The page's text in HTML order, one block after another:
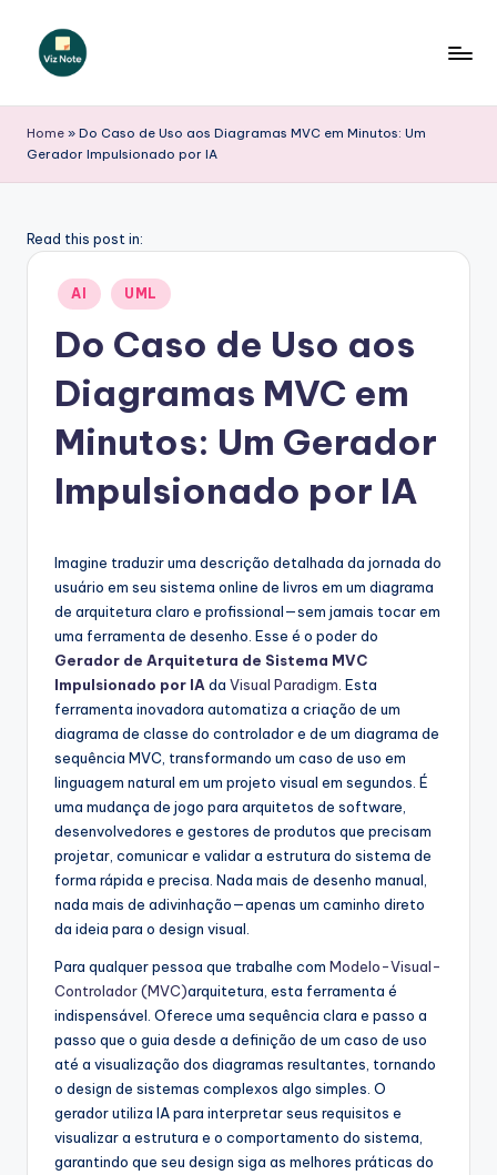
iz
N
t
A
si
&
S
o
Home » Do Caso de Uso aos Diagramas MVC em Minutos: Um
Gerador Impulsionado por IA
Read this post in:
Posted
in
AI UML
Do Caso de Uso aos
Diagramas MVC em
Minutos: Um Gerador
Impulsionado por IA
Imagine traduzir uma descrição detalhada da jornada do
usuário em seu sistema online de livros em um diagrama
de arquitetura claro e profissional—sem jamais tocar em
uma ferramenta de desenho. Esse é o poder do
Gerador de Arquitetura de Sistema MVC
Impulsionado por IA da Visual Paradigm . Esta
ferramenta inovadora automatiza a criação de um
diagrama de classe do controlador e de um diagrama de
sequência MVC, transformando um caso de uso em
linguagem natural em um projeto visual em segundos. É
uma mudança de jogo para arquitetos de software,
desenvolvedores e gestores de produtos que precisam
projetar, comunicar e validar a estrutura do sistema de
forma rápida e precisa. Nada mais de desenho manual,
nada mais de adivinhação—apenas um caminho direto
da ideia para o design visual.
Para qualquer pessoa que trabalhe com Modelo-Visual-
Controlador (MVC)arquitetura, esta ferramenta é
indispensável. Oferece uma sequência clara e passo a
passo que o guia desde a definição de um caso de uso
até a visualização dos diagramas resultantes, tornando
o design de sistemas complexos algo simples. O
gerador utiliza IA para interpretar seus requisitos e
visualizar a estrutura e o comportamento do sistema,
garantindo que seu design siga as melhores práticas do